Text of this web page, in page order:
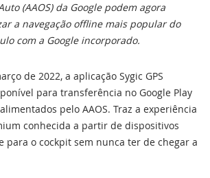
(AAOS) da Google podem agora
a navegação offline mais popular do
com a Google incorporado.
de 2022, a aplicação Sygic GPS
para transferência no Google Play
pelo AAOS. Traz a experiência
conhecida a partir de dispositivos
para o cockpit sem nunca ter de chegar a